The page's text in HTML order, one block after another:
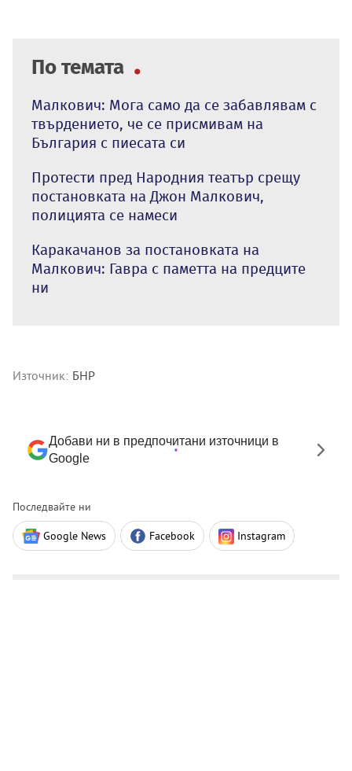
По темата
Малкович: Мога само да се забавлявам с
твърдението, че се присмивам на
България с пиесата си
Протести пред Народния театър срещу
постановката на Джон Малкович,
полицията се намеси
Каракачанов за постановката на
Малкович: Гавра с паметта на предците
ни
Източник: БНР
Добави ни в предпочитани източници в
Google
Последвайте ни
Google News Facebook Instagram